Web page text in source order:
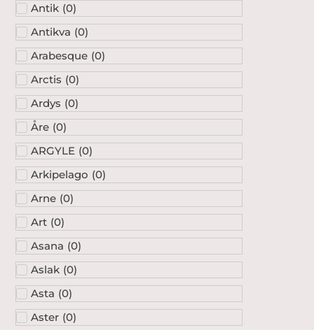
Antik (0)
Antikva (0)
Arabesque (0)
Arctis (0)
Ardys (0)
Åre (0)
ARGYLE (0)
Arkipelago (0)
Arne (0)
Art (0)
Asana (0)
Aslak (0)
Asta (0)
Aster (0)